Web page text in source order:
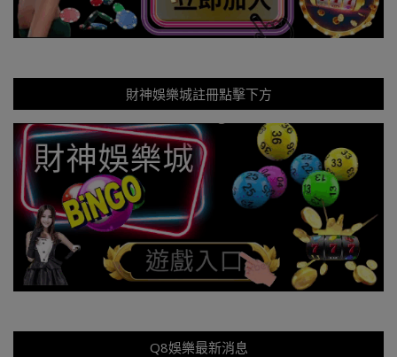
財神娛樂城註冊點擊下方
Q8娛樂最新消息